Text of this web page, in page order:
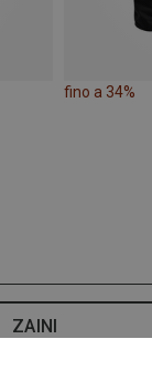
fino a 34%
ZAINI